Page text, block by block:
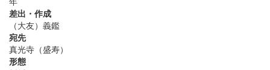
差出・作成
（大友）義鑑
宛先
真光寺（盛寿）
形態